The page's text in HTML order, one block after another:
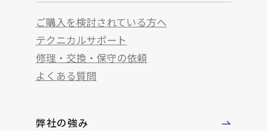
ご購入を検討されている方へ
テクニカルサポート
修理・交換・保守の依頼
よくある質問
弊社の強み